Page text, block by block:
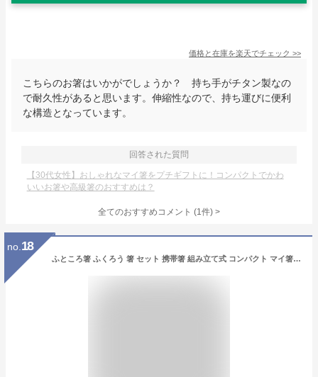
価格と在庫を楽天でチェック >>
こちらのお箸はいかがでしょうか？ 持ち手がチタン製なの
で耐久性があると思います。伸縮性なので、持ち運びに便利
な構造となっています。
回答された質問
【30代女性】おしゃれなマイ箸をプチギフトに！コンパクトでかわ
いいお箸や高級箸のおすすめは？
全てのおすすめコメント (1件) >
no. 18
ふところ箸 ふくろう 箸 セット 携帯箸 組み立て式 コンパクト マイ箸 弁当箱 お弁当 懐箸 お箸 箸袋